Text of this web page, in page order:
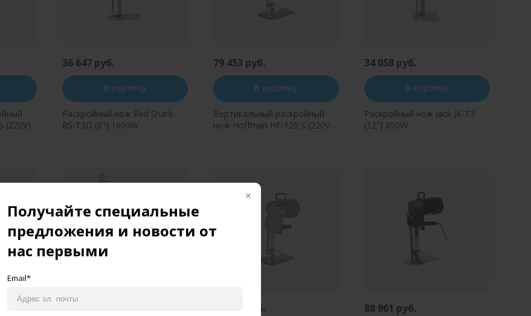
Получайте специальные
предложения и новости от
нас первыми
Email*
(220V)
36 647 руб.
В корзину
Раскройный нож Red Shark
RS-T3D (8") 1600W
79 453 руб.
В корзину
Вертикальный раскройный
нож Hoffman HF-120 S (220V)
34 058 руб.
В корзину
Раскройный нож Jack JK-T3
(12") 850W
81 336 руб. 88 961 руб.